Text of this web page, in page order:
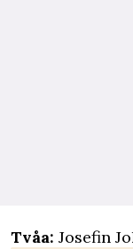
Tvåa: Josefin